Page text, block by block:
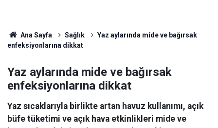
Ana Sayfa Sağlık
Yaz aylarında mide ve bağırsak
enfeksiyonlarına dikkat
Yaz aylarında mide ve bağırsak
enfeksiyonlarına dikkat
Yaz sıcaklarıyla birlikte artan havuz kullanımı, açık
büfe tüketimi ve açık hava etkinlikleri mide ve